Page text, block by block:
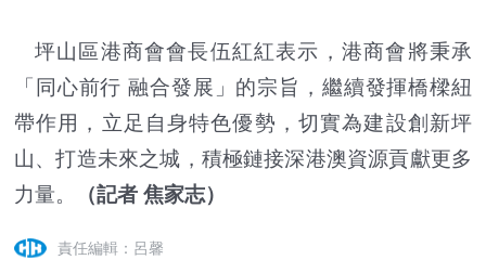
坪山區港商會會長伍紅紅表示，港商會將秉承
「同心前行 融合發展」的宗旨，繼續發揮橋樑紐
帶作用，立足自身特色優勢，切實為建設創新坪
山、打造未來之城，積極鏈接深港澳資源貢獻更多
力量。
（記者 焦家志）
責任編輯：呂馨